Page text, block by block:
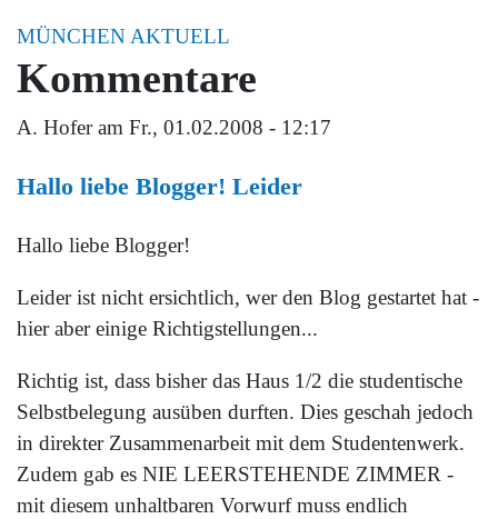
MÜNCHEN AKTUELL
Kommentare
A. Hoferam Fr., 01.02.2008 - 12:17
Hallo liebe Blogger! Leider
Hallo liebe Blogger!
Leider ist nicht ersichtlich, wer den Blog gestartet hat -
hier aber einige Richtigstellungen...
Richtig ist, dass bisher das Haus 1/2 die studentische
Selbstbelegung ausüben durften. Dies geschah jedoch
in direkter Zusammenarbeit mit dem Studentenwerk.
Zudem gab es NIE LEERSTEHENDE ZIMMER -
mit diesem unhaltbaren Vorwurf muss endlich